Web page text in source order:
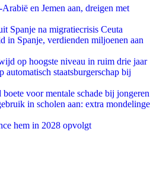
en Jemen aan, dreigen met
Spanje na migratiecrisis Ceuta
in Spanje, verdienden miljoenen aan
op hoogste niveau in ruim drie jaar
staatsburgerschap bij
voor mentale schade bij jongeren
in scholen aan: extra mondelinge
hem in 2028 opvolgt